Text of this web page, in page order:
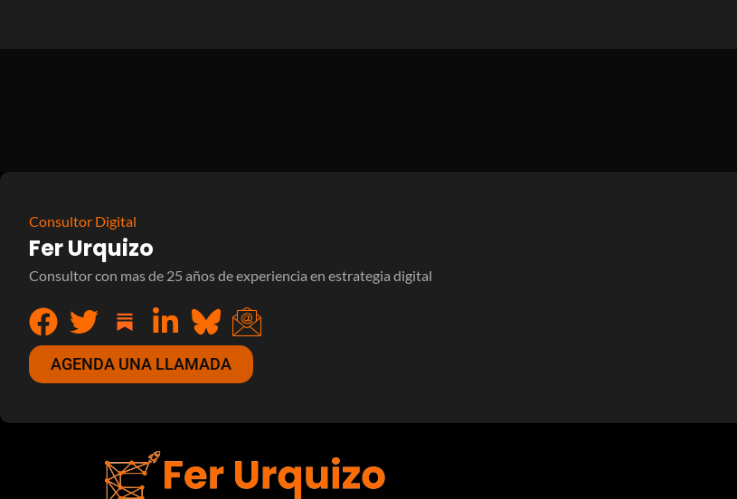
Consultor Digital
Fer Urquizo
Consultor con mas de 25 años de experiencia en estrategia digital
AGENDA UNA LLAMADA